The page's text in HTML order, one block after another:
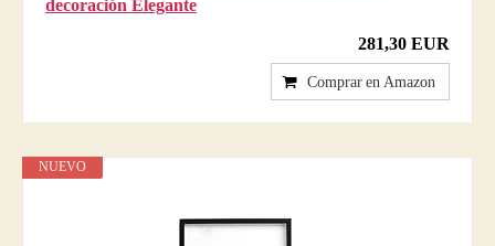
decoración Elegante
281,30 EUR
Comprar en Amazon
NUEVO